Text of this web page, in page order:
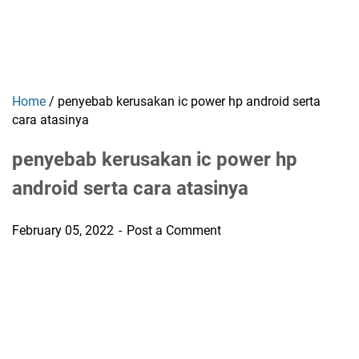
Home / penyebab kerusakan ic power hp android serta
cara atasinya
penyebab kerusakan ic power hp
android serta cara atasinya
February 05, 2022 Post a Comment